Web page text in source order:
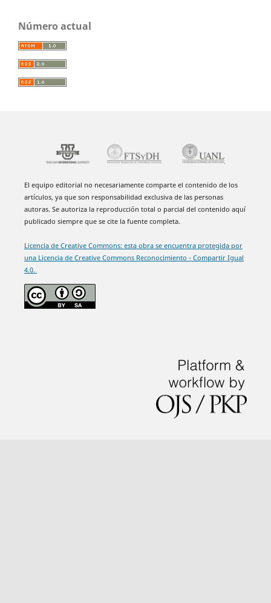
Número actual
El equipo editorial no necesariamente comparte el contenido de los
artículos, ya que son responsabilidad exclusiva de las personas
autoras. Se autoriza la reproducción total o parcial del contenido aquí
publicado siempre que se cite la fuente completa.
Licencia de Creative Commons: esta obra se encuentra protegida por
una Licencia de Creative Commons Reconocimiento - Compartir Igual
4.0.